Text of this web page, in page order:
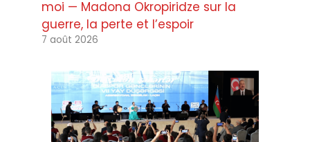
moi — Madona Okropiridze sur la
guerre, la perte et l’espoir
7 août 2026